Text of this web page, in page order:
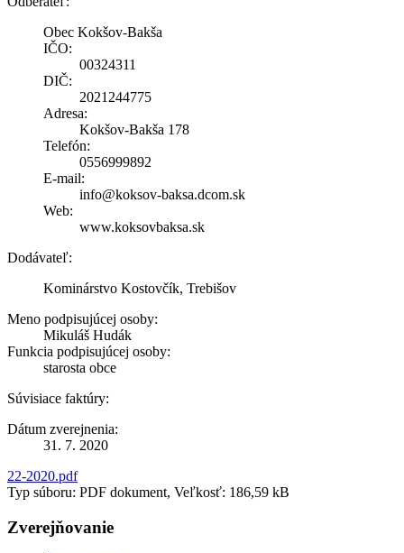
Obec Kokšov-Bakša
IČO:
00324311
DIČ:
2021244775
Adresa:
Kokšov-Bakša 178
Telefón:
0556999892
E-mail:
info@koksov-baksa.dcom.sk
Web:
www.koksovbaksa.sk
Dodávateľ:
Kominárstvo Kostovčík, Trebišov
Meno podpisujúcej osoby:
Mikuláš Hudák
Funkcia podpisujúcej osoby:
starosta obce
Súvisiace faktúry:
Dátum zverejnenia:
31. 7. 2020
22-2020.pdf
Typ súboru: PDF dokument, Veľkosť: 186,59 kB
Zverejňovanie